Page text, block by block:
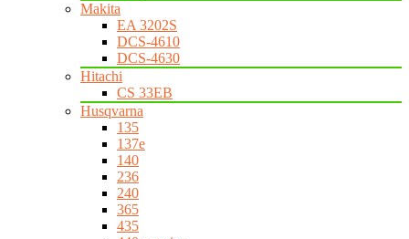
Makita
EA 3202S
DCS-4610
DCS-4630
Hitachi
CS 33EB
Husqvarna
135
137e
140
236
240
365
435